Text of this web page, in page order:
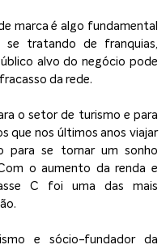
marca é algo fundamental
se tratando de franquias,
alvo do negócio pode
da rede.
o setor de turismo e para
que nos últimos anos viajar
para se tornar um sonho
o aumento da renda e
C foi uma das mais
e sócio-fundador da